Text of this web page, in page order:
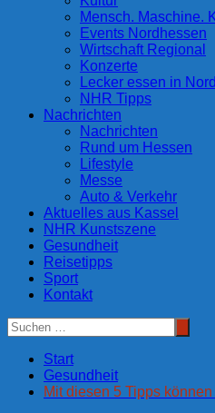
Mensch. Maschine.
Events Nordhessen
Wirtschaft Regional
Konzerte
Lecker essen in
NHR Tipps
Nachrichten
Nachrichten
Rund um Hessen
Lifestyle
Messe
Auto & Verkehr
Aktuelles aus Kassel
NHR Kunstszene
Gesundheit
Reisetipps
Sport
Kontakt
Start
Gesundheit
Mit diesen 5 Tipps